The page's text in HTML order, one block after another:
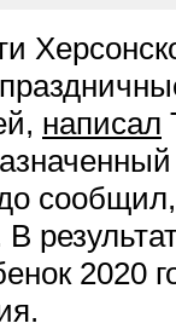
написал
сообщил,
В
2020